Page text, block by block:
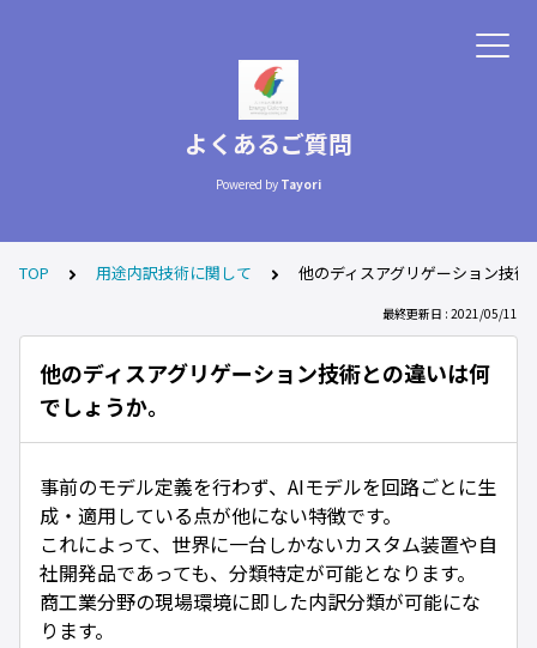
よくあるご質問
Powered by Tayori
TOP 用途内訳技術に関して 他のディスアグリゲーション技
最終更新日 : 2021/05/11
他のディスアグリゲーション技術との違いは何
でしょうか。
事前のモデル定義を行わず、AIモデルを回路ごとに生
成・適用している点が他にない特徴です。
これによって、世界に一台しかないカスタム装置や自
社開発品であっても、分類特定が可能となります。
商工業分野の現場環境に即した内訳分類が可能にな
ります。